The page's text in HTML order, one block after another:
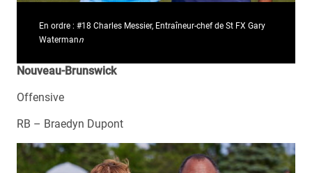
En ordre : #18 Charles Messier, Entraîneur-chef de St FX Gary
Watermann
Nouveau-Brunswick
Offensive
RB – Braedyn Dupont